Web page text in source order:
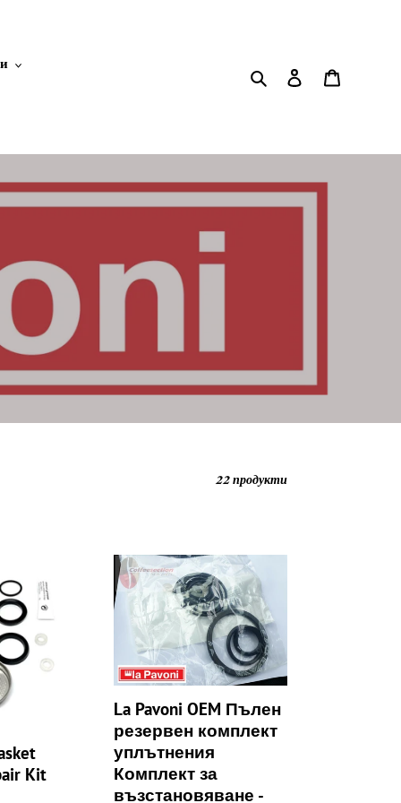
Search Log in
22 продукти
Kit
La
Pavoni
OEM
Пълен
резервен
комплект
уплътнения
Комплект
за
възстановяване
-
Europiccola,
La Pavoni OEM Пълен
резервен комплект
уплътнения
Комплект за
възстановяване -